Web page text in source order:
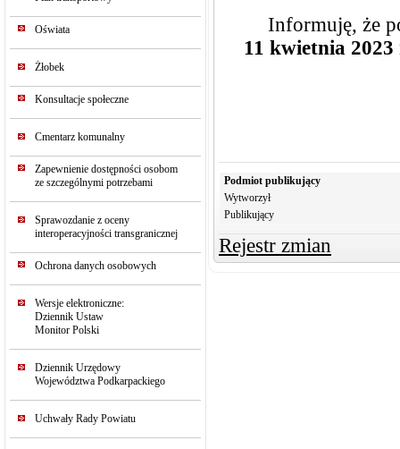
Oświata
Żłobek
Konsultacje społeczne
Cmentarz komunalny
Zapewnienie dostępności osobom
ze szczególnymi potrzebami
Sprawozdanie z oceny
interoperacyjności transgranicznej
Ochrona danych osobowych
Wersje elektroniczne:
Dziennik Ustaw
Monitor Polski
Dziennik Urzędowy
Województwa Podkarpackiego
Uchwały Rady Powiatu
Informuję, że
11 kwietnia
Podmiot publikujący
Wytworzył
Publikujący
Rejestr zmian